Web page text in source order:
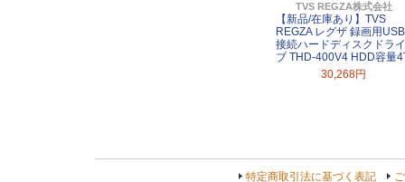
TVS REGZA株式会社
【新品/在庫あり】TVS
REGZA レグザ 録画用USB
接続ハードディスクドライ
ブ THD-400V4 HDD容量
30,268円
特定商取引法に基づく表記